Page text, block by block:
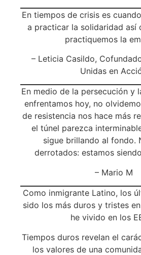
En tiempos de crisis es
a practicar la solidaridad así
practiquemos la
– Leticia Casildo,
Unidas en
En medio de la persecución y
enfrentamos hoy, no
de resistencia nos hace más
el túnel parezca
sigue brillando al fondo.
derrotados: estamos
– Mario M
Como inmigrante Latino, los
sido los más duros y tristes
he vivido en los
Tiempos duros revelan el
los valores de una